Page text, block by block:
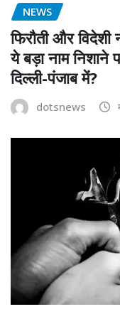
NEWS
फिरौती और
ये बड़ा नाम निशाने
दिल्ली-पंजाब में?
dotsnews